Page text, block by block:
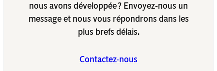
nous avons développée ? Envoyez‑nous un
message et nous vous répondrons dans les
plus brefs délais.
Contactez-nous